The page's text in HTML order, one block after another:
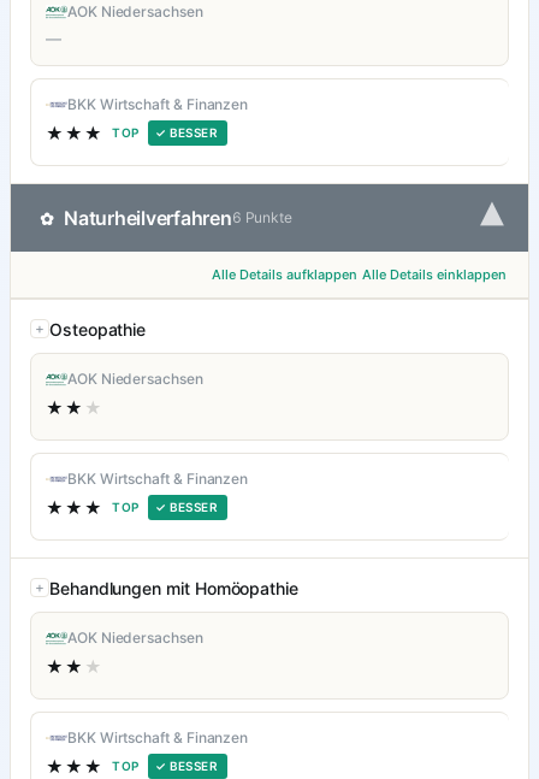
AOK Niedersachsen
—
BKK Wirtschaft & Finanzen
★★★ TOP ✓ BESSER
✿ Naturheilverfahren6 Punkte ▾
Alle Details aufklappen Alle Details einklappen
Osteopathie
AOK Niedersachsen
★★ ★
BKK Wirtschaft & Finanzen
★★★ TOP ✓ BESSER
Behandlungen mit Homöopathie
AOK Niedersachsen
★★ ★
BKK Wirtschaft & Finanzen
★★★ TOP ✓ BESSER